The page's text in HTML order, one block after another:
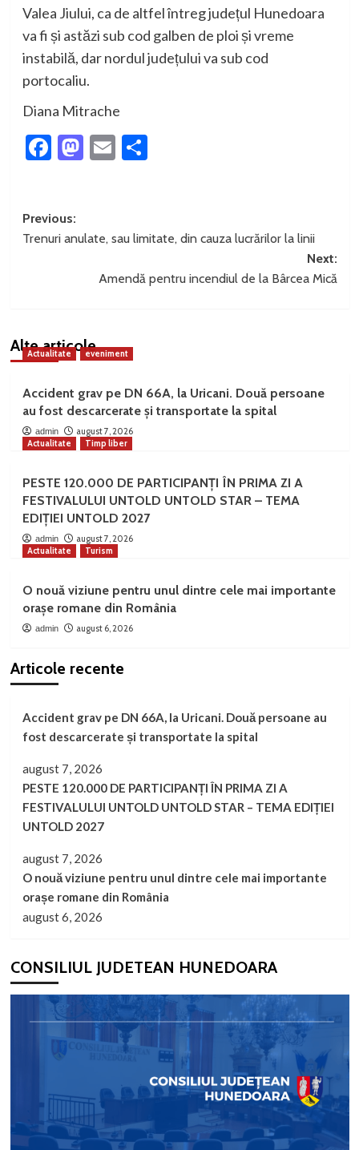
Valea Jiului, ca de altfel întreg județul Hunedoara
va fi și astăzi sub cod galben de ploi și vreme
instabilă, dar nordul județului va sub cod
portocaliu.
Diana Mitrache
Facebook
Mastodon
EmailPartajează
Post
navigation
Previous:
Trenuri anulate, sau limitate, din cauza lucrărilor la linii
Next:
Amendă pentru incendiul de la Bârcea Mică
Alte articole
Actualitate eveniment
Accident grav pe DN 66A, la Uricani. Două persoane
au fost descarcerate și transportate la spital
admin
august 7, 2026
Actualitate
Timp liber
PESTE 120.000 DE PARTICIPANȚI ÎN PRIMA ZI A
FESTIVALULUI UNTOLD UNTOLD STAR – TEMA
EDIȚIEI UNTOLD 2027
admin
august 7, 2026
Actualitate
Turism
O nouă viziune pentru unul dintre cele mai importante
orașe romane din România
admin august 6, 2026
Articole recente
Accident grav pe DN 66A, la Uricani. Două persoane au
fost descarcerate și transportate la spital
august 7, 2026
PESTE 120.000 DE PARTICIPANȚI ÎN PRIMA ZI A
FESTIVALULUI UNTOLD UNTOLD STAR – TEMA EDIȚIEI
UNTOLD 2027
august 7, 2026
O nouă viziune pentru unul dintre cele mai importante
orașe romane din România
august 6, 2026
CONSILIUL JUDETEAN HUNEDOARA